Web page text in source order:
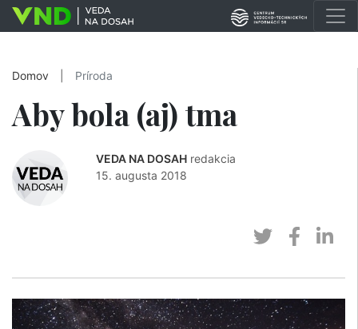
Domov Príroda
Aby bola (aj) tma
VEDA NA DOSAH redakcia
15. augusta 2018